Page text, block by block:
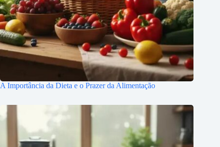
A Importância da Dieta e o Prazer da Alimentação